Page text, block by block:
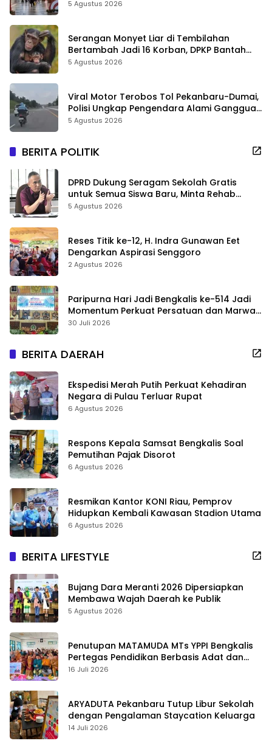
Sejarah Riau
5 Agustus 2026
Serangan Monyet Liar di Tembilahan
Bertambah Jadi 16 Korban, DPKP Bantah
Video Gerombolan Viral
5 Agustus 2026
Viral Motor Terobos Tol Pekanbaru-Dumai,
Polisi Ungkap Pengendara Alami Gangguan
Usai Kecelakaan
5 Agustus 2026
BERITA POLITIK
DPRD Dukung Seragam Sekolah Gratis
untuk Semua Siswa Baru, Minta Rehab
Sekolah Jangan Dikurangi
5 Agustus 2026
Reses Titik ke-12, H. Indra Gunawan Eet
Dengarkan Aspirasi Senggoro
2 Agustus 2026
Paripurna Hari Jadi Bengkalis ke-514 Jadi
Momentum Perkuat Persatuan dan Marwah
Negeri
30 Juli 2026
BERITA DAERAH
Ekspedisi Merah Putih Perkuat Kehadiran
Negara di Pulau Terluar Rupat
6 Agustus 2026
Respons Kepala Samsat Bengkalis Soal
Pemutihan Pajak Disorot
6 Agustus 2026
Resmikan Kantor KONI Riau, Pemprov
Hidupkan Kembali Kawasan Stadion Utama
6 Agustus 2026
BERITA LIFESTYLE
Bujang Dara Meranti 2026 Dipersiapkan
Membawa Wajah Daerah ke Publik
5 Agustus 2026
Penutupan MATAMUDA MTs YPPI Bengkalis
Pertegas Pendidikan Berbasis Adat dan
Karakter
16 Juli 2026
ARYADUTA Pekanbaru Tutup Libur Sekolah
dengan Pengalaman Staycation Keluarga
14 Juli 2026